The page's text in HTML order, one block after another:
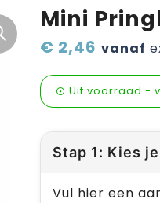
Mini
€ 2,46 vanaf
Uit voorraad -
Stap 1: Kies
Vul hier een